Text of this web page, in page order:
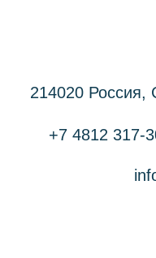
214020 Россия,
+7 4812 317-